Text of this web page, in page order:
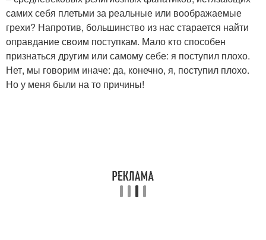
самих себя плетьми за реальные или воображаемые
грехи? Напротив, большинство из нас старается найти
оправдание своим поступкам. Мало кто способен
признаться другим или самому себе: я поступил плохо.
Нет, мы говорим иначе: да, конечно, я, поступил плохо.
Но у меня были на то причины!